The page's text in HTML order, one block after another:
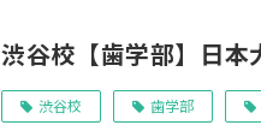
渋谷校【歯学部】日本
渋谷校 歯学部